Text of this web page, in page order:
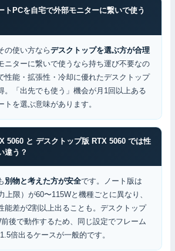
トPCを自宅で外部モニターに繋いで使う
の使い方ならデスクトップを選ぶ方が合理
ニターに繋いで使うなら持ち運び不要なの
性能・拡張性・冷却に優れたデスクトップ
。「出先でも使う」機会が月1回以上ある
トを選ぶ意味があります。
5060 と デスクトップ版 RTX 5060 では性
違う？
別物と考えた方が安全です。ノート版は
上限）が60〜115Wと機種ごとに異なり、
能差が2割以上出ることも。デスクトップ
後で動作するため、同じ設定でフレーム
倍出るケースが一般的です。